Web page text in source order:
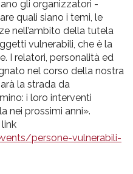
gli organizzatori -
quali siano i temi, le
nell’ambito della tutela
vulnerabili, che è la
I relatori, personalità ed
nel corso della nostra
la strada da
i loro interventi
nei prossimi anni».
persone-vulnerabili-